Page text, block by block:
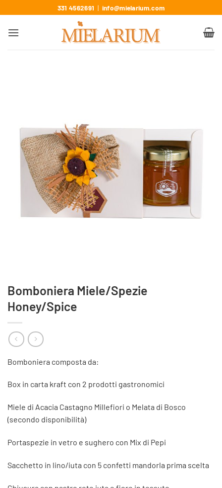
331 4562691 | info@mielarium.com
Bomboniera Miele/Spezie
Honey/Spice
Bomboniera composta da:
Box in carta kraft con 2 prodotti gastronomici
Miele di Acacia Castagno Millefiori o Melata di Bosco
(secondo disponibilità)
Portaspezie in vetro e sughero con Mix di Pepi
Sacchetto in lino/iuta con 5 confetti mandorla prima scelta